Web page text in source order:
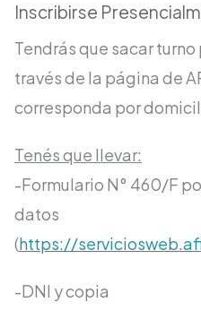
Inscribirse
Tendrás que sacar
través de la página de
corresponda por
Tenés que llevar:
-Formulario N° 460/F
datos
(https://
-DNI y copia